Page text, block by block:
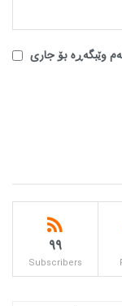
وێبگەڕە بۆ جاری
99
Subscribers